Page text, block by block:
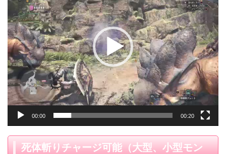
レ
ー
ヤ
ー
00:00 00:20
死体斬りチャージ可能（大型、小型モン